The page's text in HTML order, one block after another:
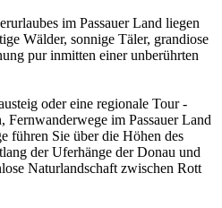
im Passauer Land liegen
Wälder, sonnige Täler, grandiose
pur inmitten einer unberührten
oder eine regionale Tour -
Fernwanderwege im Passauer Land
führen Sie über die Höhen des
der Uferhänge der Donau und
Naturlandschaft zwischen Rott